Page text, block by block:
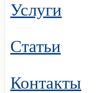
Услуги
Статьи
Контакты